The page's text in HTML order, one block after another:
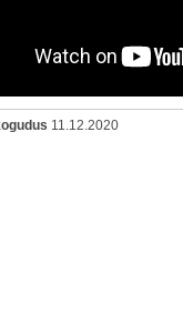
11.12.2020